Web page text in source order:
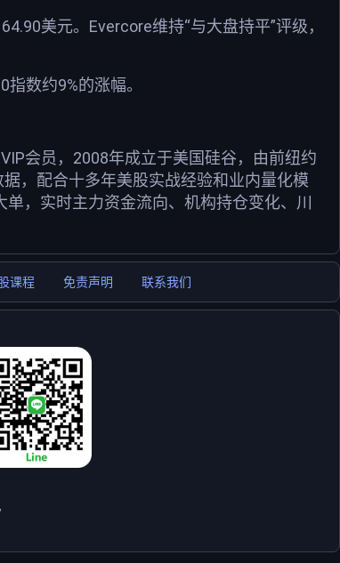
美元。Evercore维持“与大盘持平”评级，
数约9%的涨幅。
会员，2008年成立于美国硅谷，由前纽约
，配合十多年美股实战经验和业内量化模
，实时主力资金流向、机构持仓变化、川
课程 免责声明 联系我们